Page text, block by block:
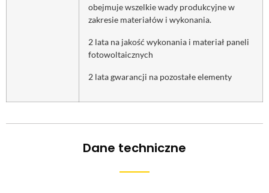
obejmuje wszelkie wady produkcyjne w
zakresie materiałów i wykonania.
2 lata na jakość wykonania i materiał paneli
fotowoltaicznych
2 lata gwarancji na pozostałe elementy
Dane techniczne